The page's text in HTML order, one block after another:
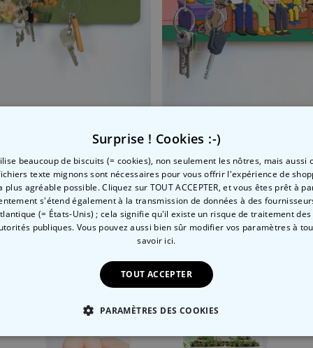
et noms
clés mural personnalisé avec photo et texte
Porte-clés Mural
24,99 €
Catégorie concernée
Consultez nos autres catégories de cadeux insolites
Surprise ! Cookies :-)
beaucoup de biscuits (= cookies), non seulement les nôtres, mais aussi
texte mignons sont nécessaires pour vous offrir l'expérience de
plus agréable possible. Cliquez sur TOUT ACCEPTER, et vous êtes prêt à
s'étend également à la transmission de données à des
(= États-Unis) ; cela signifie qu'il existe un risque de traitement des
publiques. Vous pouvez aussi bien sûr modifier vos paramètres à
savoir ici.
TOUT ACCEPTER
PARAMÈTRES DES COOKIES
PERFORMANCE COMMERCIALISATION